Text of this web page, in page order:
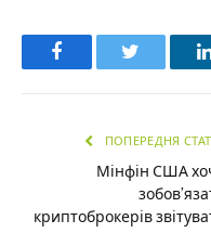
Facebook
ПОПЕРЕДНЯ
Мінфін США
криптоброкерів